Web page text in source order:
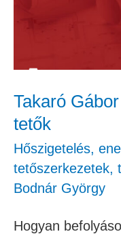
Takaró
tetők
Hőszigetelés,
tetőszerkezetek,
Bodnár György
Hogyan